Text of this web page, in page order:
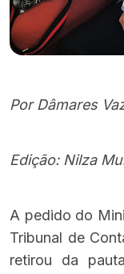
Por Dâmares
Edição: Nilza
A pedido do
Tribunal de
retirou da